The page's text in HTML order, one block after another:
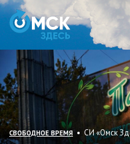
СВОБОДНОЕ ВРЕМЯ• СИ «Омск